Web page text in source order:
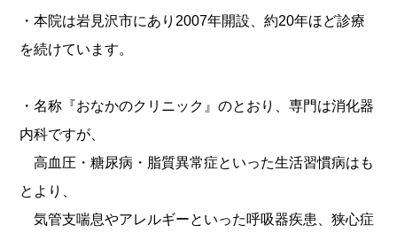
・本院は岩見沢市にあり 2007年開設、約20年ほど診療
を続けています。
・名称『おなかのクリニック』のとおり、専門は消化器
内科ですが、
高血圧・糖尿病・脂質異常症といった生活習慣病はも
とより、
気管支喘息やアレルギーといった呼吸器疾患、狭心症